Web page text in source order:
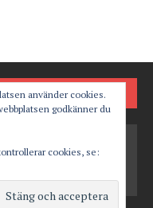
använder cookies.
godkänner du
cookies, se: